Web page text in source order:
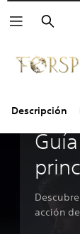
Buscar
Descripción
Guías y
acción
Haz clic